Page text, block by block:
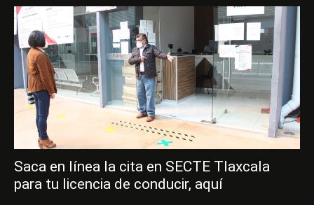
Saca en línea la cita en SECTE Tlaxcala
para tu licencia de conducir, aquí